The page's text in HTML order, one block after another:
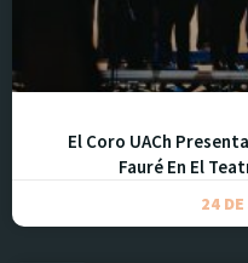
El Coro UACh
Fauré En El
24